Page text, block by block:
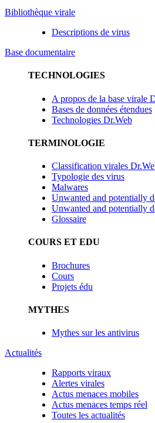
Bibliothèque virale
Descriptions de virus
Base documentaire
TECHNOLOGIES
A propos de la base virale
Bases de données étendues
Technologies Dr.Web
TERMINOLOGIE
Classification virales
Typologie des virus
Malwares
Unwanted and potentially
Unwanted and potentially
Glossaire
COURS ET EDU
Brochures
Cours
Projets édu
MYTHES
Mythes sur les antivirus
Actualités
Rapports viraux
Alertes virales
Actus menaces mobiles
Actus menaces temps réel
Toutes les actualités